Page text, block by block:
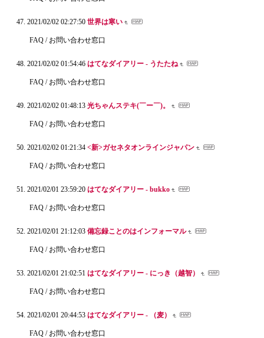
2021/02/02 02:27:50 世界は寒い
FAQ / お問い合わせ窓口
2021/02/02 01:54:46 はてなダイアリー - うたたね
FAQ / お問い合わせ窓口
2021/02/02 01:48:13 光ちゃんステキ(￣ー￣)。
FAQ / お問い合わせ窓口
2021/02/02 01:21:34 <新>ガセネタオンラインジャパン
FAQ / お問い合わせ窓口
2021/02/01 23:59:20 はてなダイアリー - bukko
FAQ / お問い合わせ窓口
2021/02/01 21:12:03 備忘録ことのはインフォーマル
FAQ / お問い合わせ窓口
2021/02/01 21:02:51 はてなダイアリー - にっき（越智）
FAQ / お問い合わせ窓口
2021/02/01 20:44:53 はてなダイアリー - （麦）
FAQ / お問い合わせ窓口